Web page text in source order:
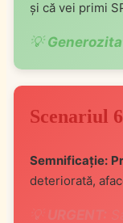
și că vei primi
💡
Scenariul
Semnificație:
deteriorată,